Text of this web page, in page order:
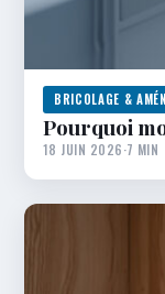
BRICOLAGE &
Pourquoi
18 JUIN 2026·7 MIN